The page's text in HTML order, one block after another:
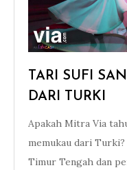
TARI SUFI
DARI TURKI
Apakah Mitra Via
memukau dari
Timur Tengah dan